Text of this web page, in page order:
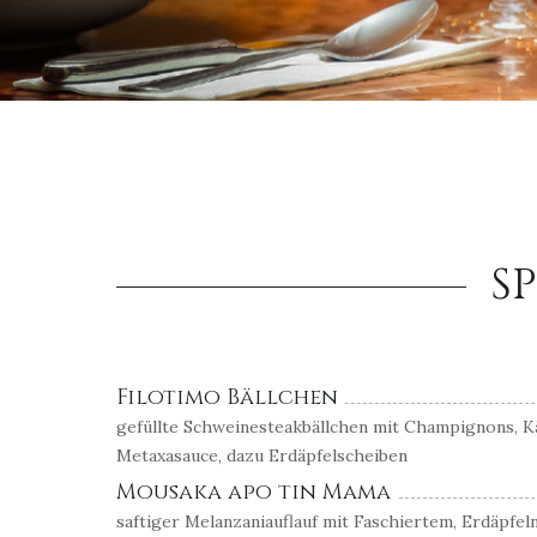
Filotimo Bällchen
gefüllte Schweinesteakbällchen mit Champignons,
Metaxasauce, dazu Erdäpfelscheiben
Mousaka apo tin Mama
saftiger Melanzaniauflauf mit Faschiertem,